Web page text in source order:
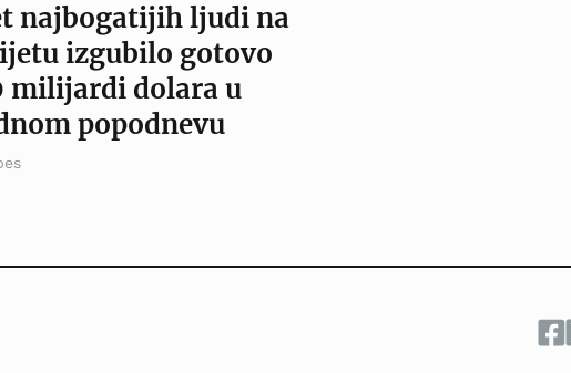
najbogatijih ljudi na
izgubilo gotovo
milijardi dolara u
popodnevu